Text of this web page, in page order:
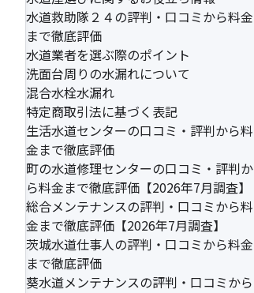
水道救助隊２４の評判・口コミから料金
まで徹底評価
水道業者を選ぶ際のポイント
洗面台周りの水漏れについて
混合水栓水漏れ
特定商取引法に基づく表記
生活水道センターの口コミ・評判から料
金まで徹底評価
町の水道修理センターの口コミ・評判か
ら料金まで徹底評価【2026年7月調査】
総合メンテナンスの評判・口コミから料
金まで徹底評価【2026年7月調査】
茨城水道仕事人の評判・口コミから料金
まで徹底評価
葵水道メンテナンスの評判・口コミから